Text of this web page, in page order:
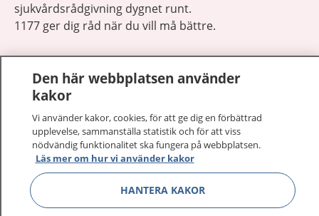
sjukvårdsrådgivning dygnet runt.
1177 ger dig råd när du vill må bättre.
1177 på flera språk
Om 1177
Kontakt Visa
Den här webbplatsen använder
kakor
Vi använder kakor, cookies, för att ge dig en förbättrad
upplevelse, sammanställa statistik och för att viss
nödvändig funktionalitet ska fungera på webbplatsen.
Läs mer om hur vi använder kakor
HANTERA KAKOR